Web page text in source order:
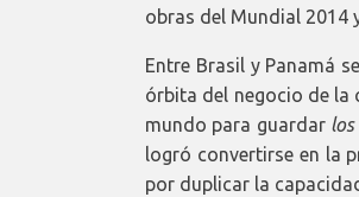
obras del Mundial 2014
Entre Brasil y Panamá
órbita del negocio de la
mundo para guardar los
logró convertirse en la
por duplicar la